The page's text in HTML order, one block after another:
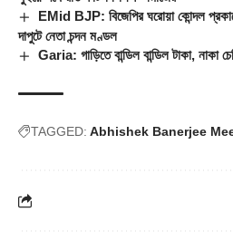
EMid BJP: বিজেপির ঘরোয়া কোন্দল
দাপুটে নেতা চন্দন মণ্ডল
Garia: গাড়িতে বান্ডিল বান্ডিল টাকা, নাকা
TAGGED: Abhishek Banerjee